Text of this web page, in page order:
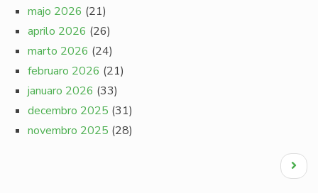
majo 2026 (21)
aprilo 2026 (26)
marto 2026 (24)
februaro 2026 (21)
januaro 2026 (33)
decembro 2025 (31)
novembro 2025 (28)
Next
page